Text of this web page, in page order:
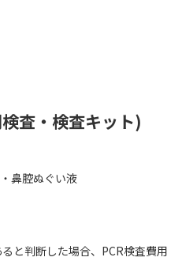
査・検査キット)
鼻腔ぬぐい液
と判断した場合、PCR検査費用